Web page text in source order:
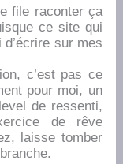
file raconter ça
ce site qui
sur mes
c’est pas ce
pour moi, un
de ressenti,
de rêve
laisse tomber